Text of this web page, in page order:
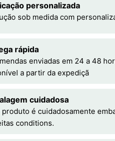
personalizada
sob medida com
rápida
enviadas em 24 a 48
a partir da expediçã
cuidadosa
produto é cuidadosamente
conditions.